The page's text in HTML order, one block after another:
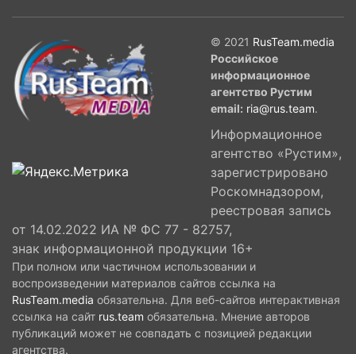
© 2021 RusTeam.media
Российское
информационное
агентство Рустим
email: ria@rus.team.
Информационное
агентство «Рустим»,
зарегистрировано
Роскомнадзором,
реестровая запись
от 14.02.2022 ИА № ФС 77 - 82757,
знак информационной продукции 16+
При полном или частичном использовании и
воспроизведении материалов сайтов ссылка на
RusTeam.media обязательна. Для веб-сайтов интерактивная
ссылка на сайт rus.team обязательна. Мнение авторов
публикаций может не совпадать с позицией редакции
агентства.